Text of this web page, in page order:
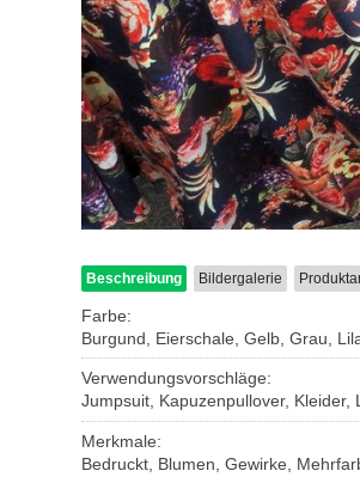
Beschreibung Bildergalerie
Farbe:
Burgund, Eierschale, Gelb, Grau,
Verwendungsvorschläge:
Jumpsuit, Kapuzenpullover, Kleider,
Merkmale:
Bedruckt, Blumen, Gewirke,